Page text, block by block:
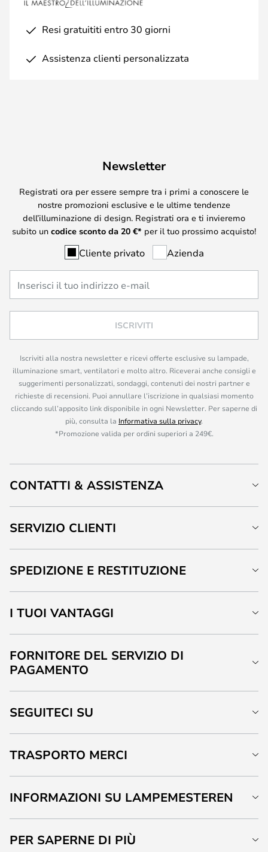
Resi gratuititi entro 30 giorni
Assistenza clienti personalizzata
Newsletter
Registrati ora per essere sempre tra i primi a conoscere le
nostre promozioni esclusive e le ultime tendenze
dell’illuminazione di design. Registrati ora e ti invieremo
subito un codice sconto da 20 €* per il tuo prossimo acquisto!
Cliente privato Azienda
ISCRIVITI
Iscriviti alla nostra newsletter e ricevi offerte esclusive su lampade,
illuminazione smart, ventilatori e molto altro. Riceverai anche consigli e
suggerimenti personalizzati, sondaggi, contenuti dei nostri partner e
richieste di recensioni. Puoi annullare l’iscrizione in qualsiasi momento
cliccando sull’apposito link disponibile in ogni Newsletter. Per saperne di
più, consulta la Informativa sulla privacy.
*Promozione valida per ordini superiori a 249€.
CONTATTI & ASSISTENZA
SERVIZIO CLIENTI
SPEDIZIONE E RESTITUZIONE
I TUOI VANTAGGI
FORNITORE DEL SERVIZIO DI
PAGAMENTO
SEGUITECI SU
TRASPORTO MERCI
INFORMAZIONI SU LAMPEMESTEREN
PER SAPERNE DI PIÙ